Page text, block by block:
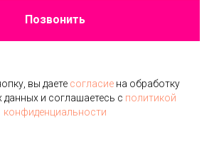
Позвонить
вы даете согласиена обработку
данных и соглашаетесь c политикой
конфиденциальности